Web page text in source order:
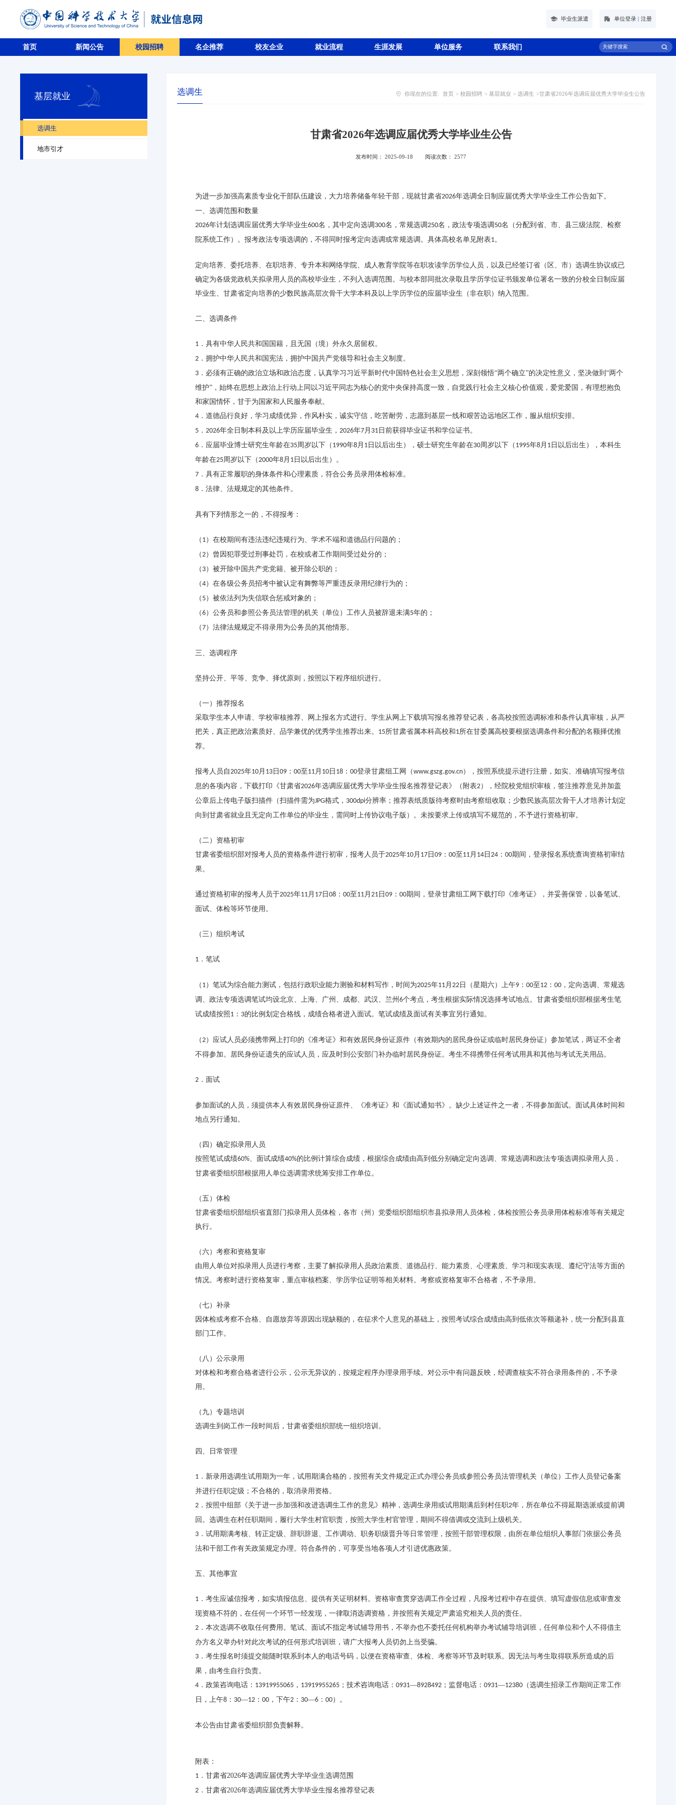
毕业生派遣 单位登录 注册
首页 新闻公告 校园招聘 名企推荐 校友企业 就业流程 生涯发展 单位服务 联系我们
基层就业
选调生
地市引才
选调生 你现在的位置: 首页 > 校园招聘 > 基层就业 > 选调生 >甘肃省2026年选调应届优秀大学毕业生公告
甘肃省2026年选调应届优秀大学毕业生公告
发布时间： 2025-09-18 阅读次数：2577
为进一步加强高素质专业化干部队伍建设，大力培养储备年轻干部，现就甘肃省2026年选调全日制应届优秀大学毕业生工作公告如下。
一、选调范围和数量
2026年计划选调应届优秀大学毕业生600名，其中定向选调 300名，常规选调250名，政法专项选调 50名（分配到省、市、县三级法院、检察
院系统工作）。报考政法专项选调的，不得同时报考定向选调或常规选调。具体高校名单见附表1。
定向培养、委托培养、在职培养、专升本和网络学院、成人教育学院等在职攻读学历学位人员，以及已经签订省（区、市）选调生协议或已
确定为各级党政机关拟录用人员的高校毕业生，不列入选调范围。与校本部同批次录取且学历学位证书颁发单位署名一致的分校全日制应届
毕业生、甘肃省定向培养的少数民族高层次骨干大学本科及以上学历学位的应届毕业生（非在职）纳入范围。
二、选调条件
1 ．具有中华人民共和国国籍，且无国（境）外永久居留权。
2 ．拥护中华人民共和国宪法，拥护中国共产党领导和社会主义制度。
3 ．必须有正确的政治立场和政治态度，认真学习习近平新时代中国特色社会主义思想，深刻领悟“两个确立”的决定性意义，坚决做到“两个
维护”，始终在思想上政治上行动上同以习近平同志为核心的党中央保持高度一致，自觉践行社会主义核心价值观，爱党爱国，有理想抱负
和家国情怀，甘于为国家和人民服务奉献。
4 ．道德品行良好，学习成绩优异，作风朴实，诚实守信，吃苦耐劳，志愿到基层一线和艰苦边远地区工作，服从组织安排。
5 ．2026年全日制本科及以上学历应届毕业生，2026年7月 31 日前获得毕业证书和学位证书。
6 ．应届毕业博士研究生年龄在35周岁以下（ 1990年8月 1 日以后出生），硕士研究生年龄在30周岁以下（ 1995年8月 1 日以后出生），本科生
年龄在25周岁以下（2000年8月 1 日以后出生）。
7 ．具有正常履职的身体条件和心理素质，符合公务员录用体检标准。
8 ．法律、法规规定的其他条件。
具有下列情形之一的，不得报考：
（ 1）在校期间有违法违纪违规行为、学术不端和道德品行问题的；
（2）曾因犯罪受过刑事处罚，在校或者工作期间受过处分的；
（ 3）被开除中国共产党党籍、被开除公职的；
（4）在各级公务员招考中被认定有舞弊等严重违反录用纪律行为的；
（ 5）被依法列为失信联合惩戒对象的；
（6）公务员和参照公务员法管理的机关（单位）工作人员被辞退未满5年的；
（7）法律法规规定不得录用为公务员的其他情形。
三、选调程序
坚持公开、平等、竞争、择优原则，按照以下程序组织进行。
（一）推荐报名
采取学生本人申请、学校审核推荐、网上报名方式进行。学生从网上下载填写报名推荐登记表，各高校按照选调标准和条件认真审核，从严
把关，真正把政治素质好、品学兼优的优秀学生推荐出来。 15所甘肃省属本科高校和 1所在甘委属高校要根据选调条件和分配的名额择优推
荐。
报考人员自2025年10月 13 日09 ：00至 11月 10 日 18 ：00登录甘肃组工网（www.gszg.gov.cn），按照系统提示进行注册，如实、准确填写报考信
息的各项内容，下载打印《甘肃省2026年选调应届优秀大学毕业生报名推荐登记表》（附表2），经院校党组织审核，签注推荐意见并加盖
公章后上传电子版扫描件（扫描件需为JPG格式， 300dpi分辨率；推荐表纸质版待考察时由考察组收取；少数民族高层次骨干人才培养计划定
向到甘肃省就业且无定向工作单位的毕业生，需同时上传协议电子版）。未按要求上传或填写不规范的，不予进行资格初审。
（二）资格初审
甘肃省委组织部对报考人员的资格条件进行初审，报考人员于2025年10月 17 日09 ：00至 11月 14 日24 ：00期间，登录报名系统查询资格初审结
果。
通过资格初审的报考人员于2025年11月 17 日08 ：00至 11月21 日09 ：00期间，登录甘肃组工网下载打印《准考证》，并妥善保管，以备笔试、
面试、体检等环节使用。
（三）组织考试
1 ．笔试
（ 1）笔试为综合能力测试，包括行政职业能力测验和材料写作，时间为2025年11月22 日（星期六）上午9 ：00至 12 ：00 ，定向选调、常规选
调、政法专项选调笔试均设北京、上海、广州、成都、武汉、兰州6个考点，考生根据实际情况选择考试地点。甘肃省委组织部根据考生笔
试成绩按照1 ： 3的比例划定合格线，成绩合格者进入面试。笔试成绩及面试有关事宜另行通知。
（2）应试人员必须携带网上打印的《准考证》和有效居民身份证原件（有效期内的居民身份证或临时居民身份证）参加笔试，两证不全者
不得参加。居民身份证遗失的应试人员，应及时到公安部门补办临时居民身份证。考生不得携带任何考试用具和其他与考试无关用品。
2 ．面试
参加面试的人员，须提供本人有效居民身份证原件、《准考证》和《面试通知书》。缺少上述证件之一者，不得参加面试。面试具体时间和
地点另行通知。
（四）确定拟录用人员
按照笔试成绩60%、面试成绩40%的比例计算综合成绩，根据综合成绩由高到低分别确定定向选调、常规选调和政法专项选调拟录用人员，
甘肃省委组织部根据用人单位选调需求统筹安排工作单位。
（五）体检
甘肃省委组织部组织省直部门拟录用人员体检，各市（州）党委组织部组织市县拟录用人员体检，体检按照公务员录用体检标准等有关规定
执行。
（六）考察和资格复审
由用人单位对拟录用人员进行考察，主要了解拟录用人员政治素质、道德品行、能力素质、心理素质、学习和现实表现、遵纪守法等方面的
情况。考察时进行资格复审，重点审核档案、学历学位证明等相关材料。考察或资格复审不合格者，不予录用。
（七）补录
因体检或考察不合格、自愿放弃等原因出现缺额的，在征求个人意见的基础上，按照考试综合成绩由高到低依次等额递补，统一分配到县直
部门工作。
（八）公示录用
对体检和考察合格者进行公示，公示无异议的，按规定程序办理录用手续。对公示中有问题反映，经调查核实不符合录用条件的，不予录
用。
（九）专题培训
选调生到岗工作一段时间后，甘肃省委组织部统一组织培训。
四、日常管理
1 ．新录用选调生试用期为一年，试用期满合格的，按照有关文件规定正式办理公务员或参照公务员法管理机关（单位）工作人员登记备案
并进行任职定级；不合格的，取消录用资格。
2 ．按照中组部《关于进一步加强和改进选调生工作的意见》精神，选调生录用或试用期满后到村任职2年，所在单位不得延期选派或提前调
回。选调生在村任职期间，履行大学生村官职责，按照大学生村官管理，期间不得借调或交流到上级机关。
3 ．试用期满考核、转正定级、辞职辞退、工作调动、职务职级晋升等日常管理，按照干部管理权限，由所在单位组织人事部门依据公务员
法和干部工作有关政策规定办理。符合条件的，可享受当地各项人才引进优惠政策。
五、其他事宜
1 ．考生应诚信报考，如实填报信息、提供有关证明材料。资格审查贯穿选调工作全过程，凡报考过程中存在提供、填写虚假信息或审查发
现资格不符的，在任何一个环节一经发现，一律取消选调资格，并按照有关规定严肃追究相关人员的责任。
2 ．本次选调不收取任何费用。笔试、面试不指定考试辅导用书，不举办也不委托任何机构举办考试辅导培训班，任何单位和个人不得借主
办方名义举办针对此次考试的任何形式培训班，请广大报考人员切勿上当受骗。
3 ．考生报名时须提交能随时联系到本人的电话号码，以便在资格审查、体检、考察等环节及时联系。因无法与考生取得联系所造成的后
果，由考生自行负责。
4 ．政策咨询电话： 13919955065 ， 13919955265 ；技术咨询电话：0931—8928492 ；监督电话：0931—12380 （选调生招录工作期间正常工作
日，上午8 ： 30—12 ：00 ，下午2 ： 30—6 ：00）。
本公告由甘肃省委组织部负责解释。
附表：
1 ．甘肃省2026年选调应届优秀大学毕业生选调范围
2 ．甘肃省2026年选调应届优秀大学毕业生报名推荐登记表